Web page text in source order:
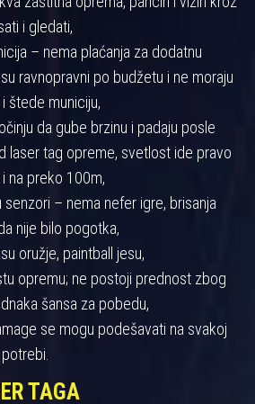
i gledati,
– nema plaćanja za dodatnu
ravnopravni po budžetu i ne moraju
štede municiju,
da gube brzinu i padaju posle
laser tag opreme, svetlost ide pravo
na preko 100m,
– nema nefer igre, brisanja
nije bilo pogotka,
oružje, paintball jesu,
opremu; ne postoji prednost zbog
šansa za pobedu,
se mogu podešavati na svakoj
TAGA